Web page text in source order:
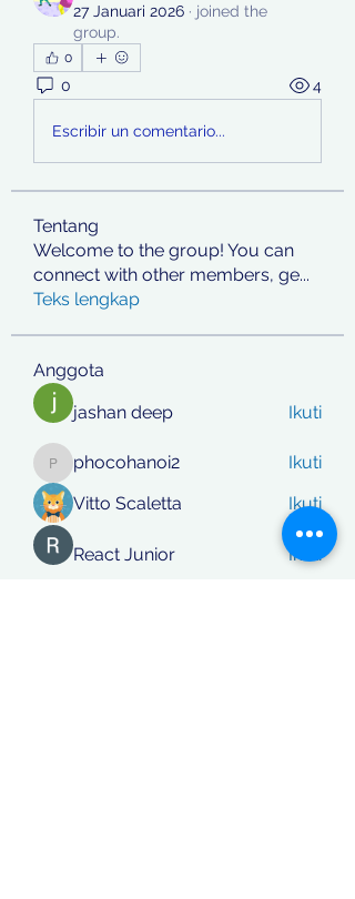
27 Januari 2026 · joined the
group.
0
0 4
Escribir un comentario...
Tentang
Welcome to the group! You can
connect with other members, ge...
Teks lengkap
Anggota
jashan deep
Ikuti
phocohanoi2
phocohanoi2
Ikuti
Vitto Scaletta
Ikuti
React Junior Ikuti